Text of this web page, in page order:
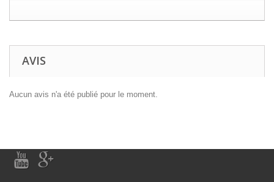
AVIS
Aucun avis n'a été publié pour le moment.